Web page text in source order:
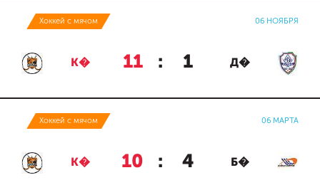
Хоккей с мячом 06 НОЯБРЯ
К� 11 : 1 Д�
Хоккей с мячом 06 МАРТА
К� 10 : 4 Б�